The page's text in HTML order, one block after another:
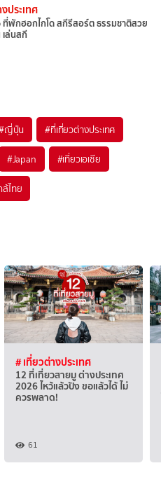
ประเทศ
ที่พักฮอกไกโด สกีรีสอร์ต ธรรมชาติสวย
เล่นสกี
ญี่ปุ่น #ที่เที่ยวต่างประเทศ
#Japan #เที่ยวเอเชีย
ล้ไทย
# เที่ยวต่างประเทศ
12 ที่เที่ยวสายมู ต่างประเทศ
2026 ไหว้แล้วปัง ขอแล้วได้ ไม่
ควรพลาด!
61